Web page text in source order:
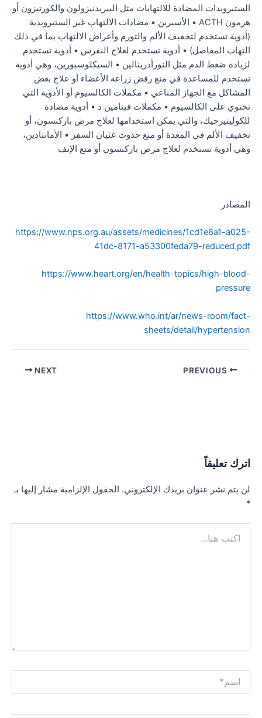
الستيرويدات المضادة للالتهابات مثل البيريدنيزولون والكورتيزون أو
هرمون ACTH • الأسبرين • مضادات الالتهاب غير الستيرويدية
(أدوية تستخدم لتخفيف الألم والتورم وأعراض الالتهاب بما في ذلك
التهاب المفاصل) • أدوية تستخدم لعلاج النقرس • أدوية تستخدم
لزيادة ضغط الدم مثل النورأدرينالين • السيكلوسبورين، وهي أدوية
تستخدم للمساعدة في منع رفض زراعة الأعضاء أو علاج بعض
المشاكل مع الجهاز المناعي • مكملات الكالسيوم أو الأدوية التي
تحتوي على الكالسيوم • مكملات فيتامين د • أدوية مضادة
للكولينيرجيك، والتي يمكن استخدامها لعلاج مرض باركنسون، أو
تخفيف الألم في المعدة أو منع حدوث غثيان السفر • الأمانتادين،
وهي أدوية تستخدم لعلاج مرض باركنسون أو منع الإنف
المصادر
https://www.nps.org.au/assets/medicines/1cd1e8a1-a025-
41dc-8171-a53300feda79-reduced.pdf
https://www.heart.org/en/health-topics/high-blood-
pressure
https://www.who.int/ar/news-room/fact-
sheets/detail/hypertension
Post
NEXT
اترك تعليقاً
لن يتم نشر عنوان بريدك الإلكتروني. الحقول الإلزامية مشار إليها بـ
*
هنا...